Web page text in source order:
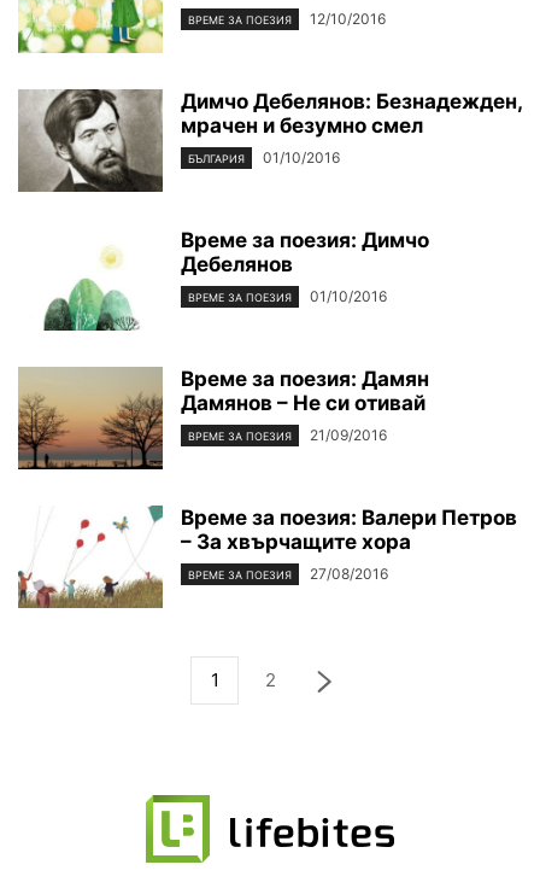
ВРЕМЕ ЗА ПОЕЗИЯ 12/10/2016
Димчо Дебелянов: Безнадежден,
мрачен и безумно смел
БЪЛГАРИЯ 01/10/2016
Време за поезия: Димчо
Дебелянов
ВРЕМЕ ЗА ПОЕЗИЯ 01/10/2016
Време за поезия: Дамян
Дамянов – Не си отивай
ВРЕМЕ ЗА ПОЕЗИЯ 21/09/2016
Време за поезия: Валери Петров
– За хвърчащите хора
ВРЕМЕ ЗА ПОЕЗИЯ 27/08/2016
1 2